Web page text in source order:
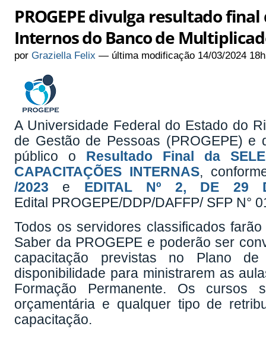
PROGEPE divulga resultado
Internos do Banco de
porGraziella Felix — última modificação 14/03/2024
A Universidade Federal do Estado do
de Gestão de Pessoas (PROGEPE) e
público o Resultado Final da
CAPACITAÇÕES INTERNAS,
/2023
e
EDITAL Nº 2, DE 29
Edital PROGEPE/DDP/DAFFP/ SFP N°
Todos os servidores classificados
Saber da PROGEPE e poderão ser
capacitação previstas no Plano
disponibilidade para ministrarem as
Formação Permanente. Os cursos
orçamentária e qualquer tipo de
capacitação.